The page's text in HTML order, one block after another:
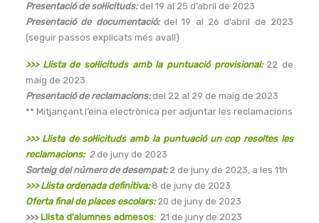
Presentació de sol·licituds:del 19 al 25 d’abril de 2023
Presentació de documentació: del 19 al 26 d’abril de 2023
(seguir passos explicats més avall)
>>> Llista de sol·licituds amb la puntuació provisional:22 de
maig de 2023
Presentació de reclamacions:del 22 al 29 de maig de 2023
** Mitjançant l’eina electrònica per adjuntar les reclamacions
>>> Llista de sol·licituds amb la puntuació un cop resoltes les
reclamacions: 2de juny de 2023
Sorteig del número de desempat:2 de juny de 2023, a les 11h
>>> Llista ordenada definitiva: 8 de juny de 2023
Oferta final de places escolars: 20 de juny de 2023
>>>Llista d’alumnes admesos: 21 de juny de 2023